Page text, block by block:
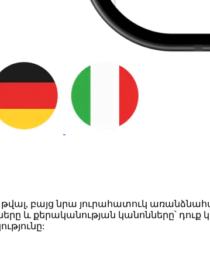
բայց նրա յուրահատուկ
և քերականության կանոնները՝